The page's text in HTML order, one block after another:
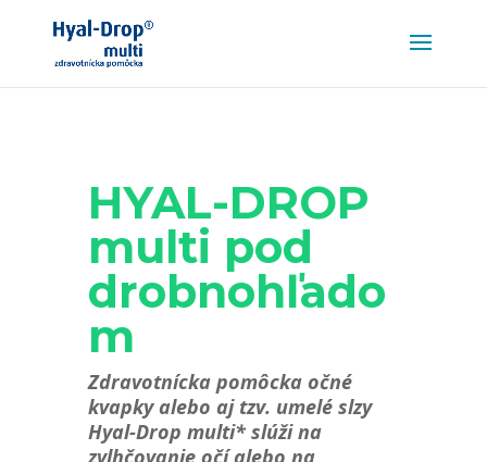
HYAL-DROP
multi pod
drobnohľado
m
Zdravotnícka pomôcka očné
kvapky alebo aj tzv. umelé slzy
Hyal-Drop multi* slúži na
zvlhčovanie očí alebo na